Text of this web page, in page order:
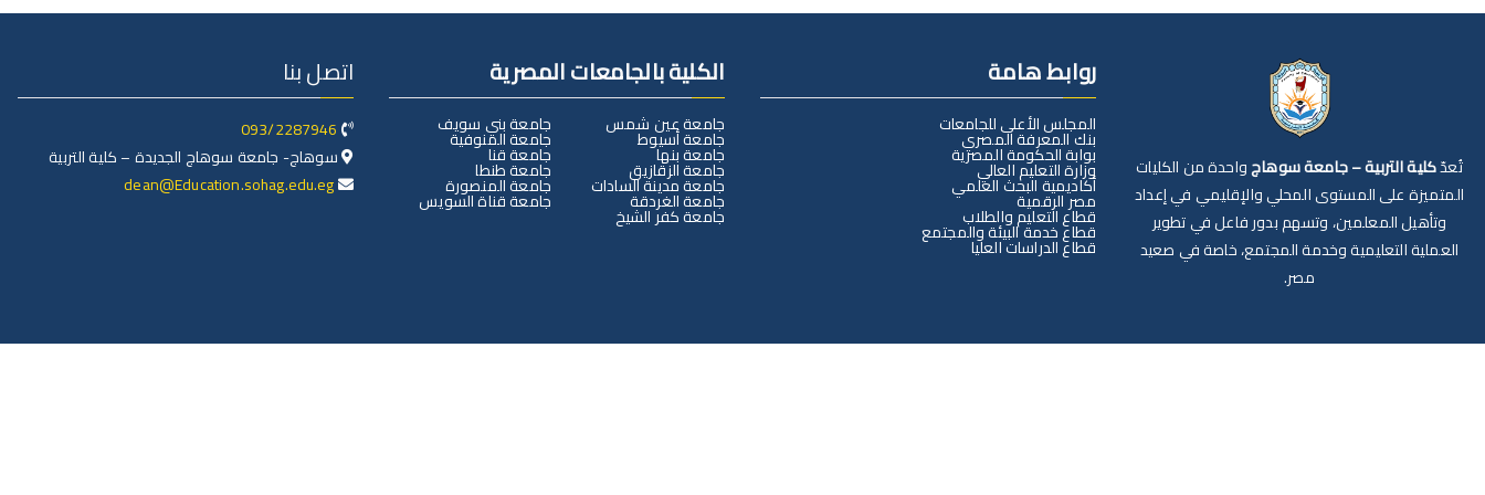
تُعدّكلية التربية – جامعة سوهاجواحدة من الكليات
المتميزة على المستوى المحلي والإقليمي في إعداد
وتأهيل المعلمين، وتسهم بدور فاعل في تطوير
العملية التعليمية وخدمة المجتمع، خاصة في صعيد
مصر.
روابط هامة
المجلس الأعلى للجامعات
بنك المعرفة المصري
بوابة الحكومة المصرية
وزارة التعليم العالي
أكاديمية البحث العلمي
مصر الرقمية
قطاع التعليم والطلاب
قطاع خدمة البيئة والمجتمع
قطاع الدراسات العليا
الكلية بالجامعات المصرية
جامعة عين شمس
جامعة أسيوط
جامعة بنها
جامعة الزقازيق
جامعة مدينة السادات
جامعة الغردقة
جامعة كفر الشيخ
جامعة بني سويف
جامعة المنوفية
جامعة قنا
جامعة طنطا
جامعة المنصورة
جامعة قناة السويس
اتصل بنا
093/2287946
سوهاج- جامعة سوهاج الجديدة – كلية التربية